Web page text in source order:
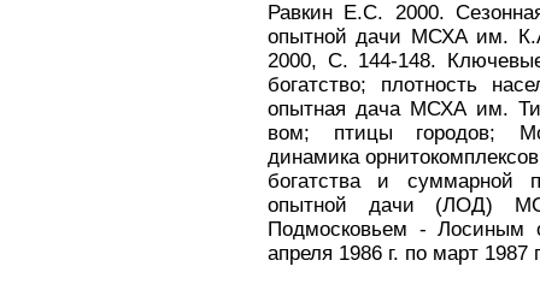
Равкин Е.С. 2000.
опытной дачи МСХА им.
2000, С. 144-148.
богатство; плотность
опытная дача МСХА им.
вом; птицы городов;
динамика
богатства и суммарной
опытной дачи (ЛОД)
Подмосковьем - Лосиным
апреля 1986 г. по март 1987